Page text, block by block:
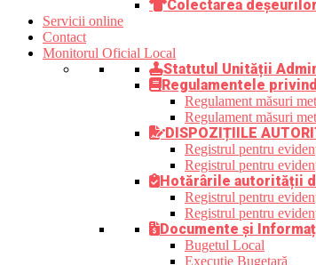
Colectarea
Servicii online
Contact
Monitorul Oficial Local
Statutul Unității
Regulamentele
Regulament măsuri
Regulament măsuri
DISPOZIȚIILE
Registrul pentru
Registrul pentru
Hotărârile autorității
Registrul pentru
Registrul pentru
Documente și
Bugetul Local
Execuție Bugetară